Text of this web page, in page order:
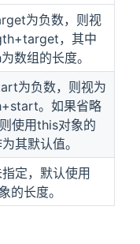
为负数，则视
，其中
数组的长度。
为负数，则视为
。如果省略
使用this对象的
其默认值。
定，默认使用
的长度。